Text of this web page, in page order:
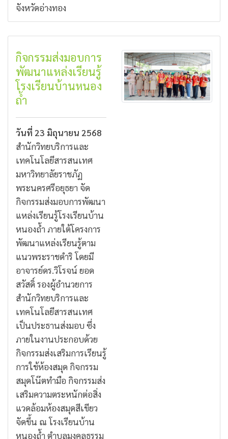
จังหวัดอ่างทอง
กิจกรรมส่งมอบการ
พัฒนาแหล่งเรียนรู้
โรงเรียนบ้านหนอง
ถ้ำ
วันที่ 23 มิถุนายน 2568
สำนักวิทยบริการและ
เทคโนโลยีสารสนเทศ
มหาวิทยาลัยราชภัฏ
พระนครศรีอยุธยา จัด
กิจกรรมส่งมอบการพัฒนา
แหล่งเรียนรู้โรงเรียนบ้าน
หนองถ้ำ ภายใต้โครงการ
พัฒนาแหล่งเรียนรู้ตาม
แนวพระราชดำริ โดยมี
อาจารย์ดร.วิโรจน์ ยอด
สวัสดิ์ รองผู้อำนวยการ
สำนักวิทยบริการและ
เทคโนโลยีสารสนเทศ
เป็นประธานส่งมอบ ซึ่ง
ภายในงานประกอบด้วย
กิจกรรมส่งเสริมการเรียนรู้
การใช้ห้องสมุด กิจกรรม
สมุดโน๊ตทำมือ กิจกรรมส่ง
เสริมความตระหนักต่อสิ่ง
แวดล้อมห้องสมุดสีเขียว
จัดขึ้น ณ โรงเรียนบ้าน
หนองถ้ำ ตำบลมงคลธรรม